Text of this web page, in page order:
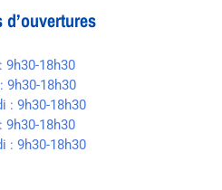
d’ouvertures
9h30-18h30
9h30-18h30
: 9h30-18h30
9h30-18h30
: 9h30-18h30